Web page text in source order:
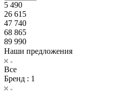
5 490
26 615
47 740
68 865
89 990
Наши предложения
Все
Бренд : 1